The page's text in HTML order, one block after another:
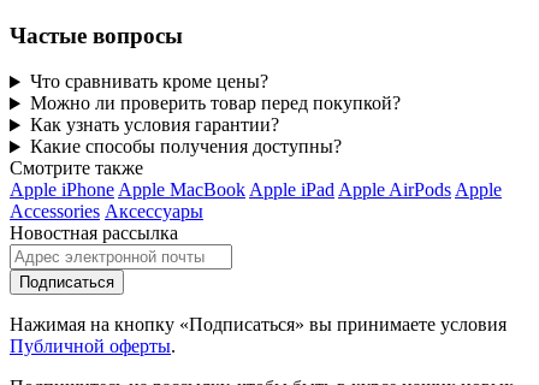
Частые вопросы
Что сравнивать кроме цены?
Можно ли проверить товар перед покупкой?
Как узнать условия гарантии?
Какие способы получения доступны?
Смотрите также
Apple iPhoneApple MacBookApple iPadApple AirPodsApple
Accessories Аксессуары
Новостная рассылка
Подписаться
Нажимая на кнопку «Подписаться» вы принимаете условия
Публичной оферты.